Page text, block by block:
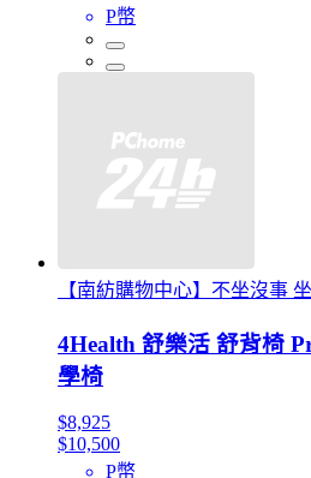
P幣
【南紡購物中心】不坐沒事
4Health 舒樂活 舒背椅
學椅
$8,925
$10,500
P幣